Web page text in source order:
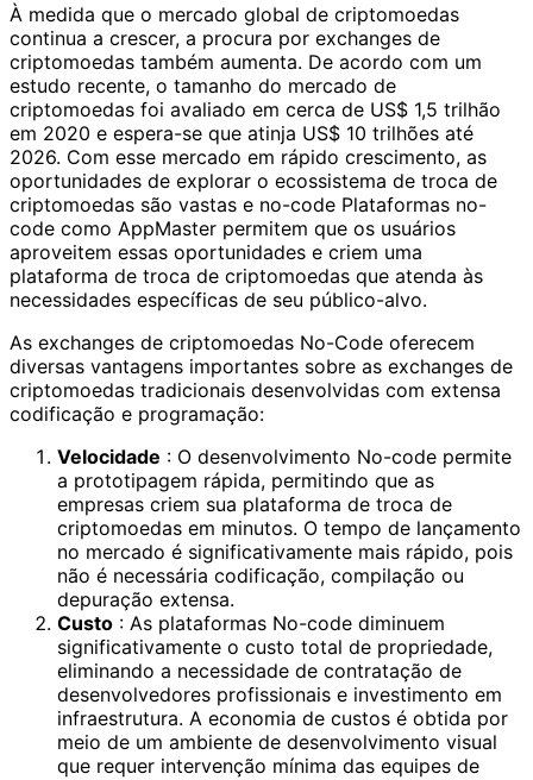
À medida que o mercado global de criptomoedas
continua a crescer, a procura por exchanges de
criptomoedas também aumenta. De acordo com um
estudo recente, o tamanho do mercado de
criptomoedas foi avaliado em cerca de US$ 1,5 trilhão
em 2020 e espera-se que atinja US$ 10 trilhões até
2026. Com esse mercado em rápido crescimento, as
oportunidades de explorar o ecossistema de troca de
criptomoedas são vastas e no-code Plataformas no-
code como AppMaster permitem que os usuários
aproveitem essas oportunidades e criem uma
plataforma de troca de criptomoedas que atenda às
necessidades específicas de seu público-alvo.
As exchanges de criptomoedas No-Code oferecem
diversas vantagens importantes sobre as exchanges de
criptomoedas tradicionais desenvolvidas com extensa
codificação e programação:
Velocidade : O desenvolvimento No-code permite
a prototipagem rápida, permitindo que as
empresas criem sua plataforma de troca de
criptomoedas em minutos. O tempo de lançamento
no mercado é significativamente mais rápido, pois
não é necessária codificação, compilação ou
depuração extensa.
Custo : As plataformas No-code diminuem
significativamente o custo total de propriedade,
eliminando a necessidade de contratação de
desenvolvedores profissionais e investimento em
infraestrutura. A economia de custos é obtida por
meio de um ambiente de desenvolvimento visual
que requer intervenção mínima das equipes de